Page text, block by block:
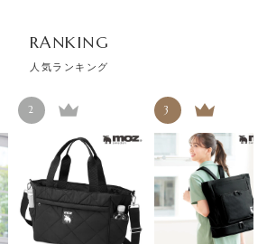
RANKING
人気ランキング
2 3